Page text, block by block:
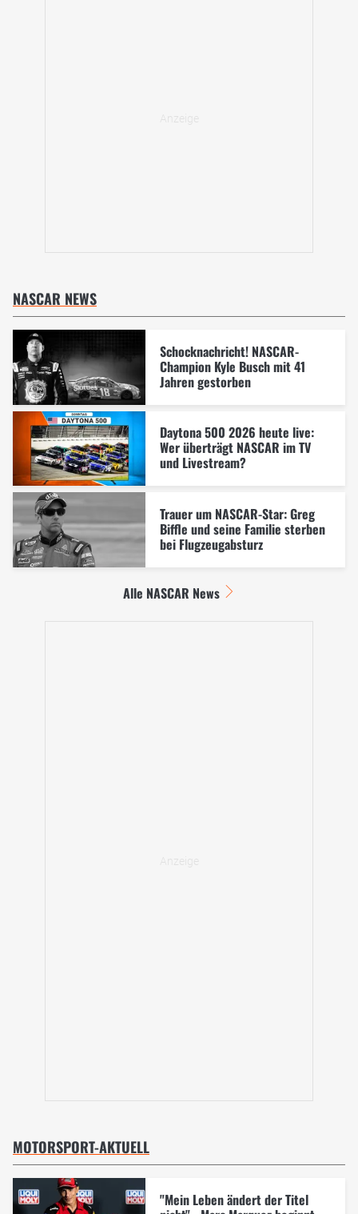
NASCAR NEWS
Schocknachricht! NASCAR-
Champion Kyle Busch mit 41
Jahren gestorben
Daytona 500 2026 heute live:
Wer überträgt NASCAR im TV
und Livestream?
Trauer um NASCAR-Star: Greg
Biffle und seine Familie sterben
bei Flugzeugabsturz
Alle NASCAR News
MOTORSPORT-AKTUELL
"Mein Leben ändert der Titel